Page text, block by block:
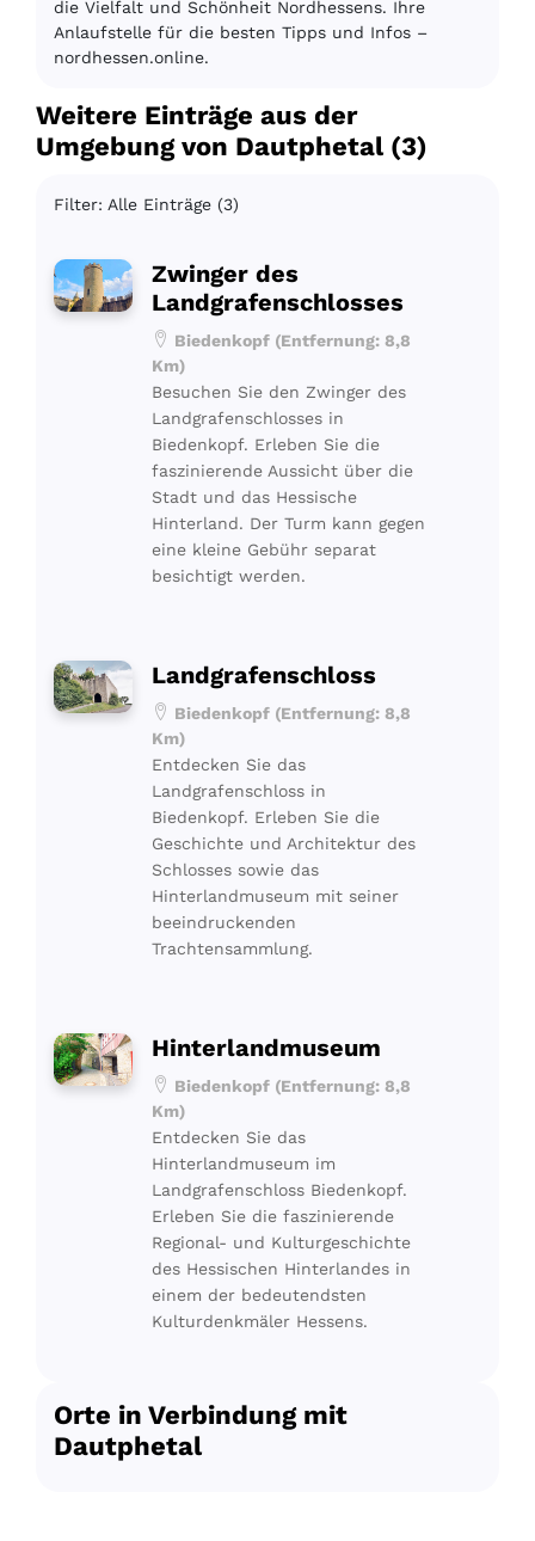
die Vielfalt und Schönheit Nordhessens. Ihre
Anlaufstelle für die besten Tipps und Infos –
nordhessen.online.
Weitere Einträge aus der
Umgebung von Dautphetal (3)
Filter: Alle Einträge (3)
Zwinger des
Landgrafenschlosses
Biedenkopf (Entfernung: 8,8
Km)
Besuchen Sie den Zwinger des
Landgrafenschlosses in
Biedenkopf. Erleben Sie die
faszinierende Aussicht über die
Stadt und das Hessische
Hinterland. Der Turm kann gegen
eine kleine Gebühr separat
besichtigt werden.
Landgrafenschloss
Biedenkopf (Entfernung: 8,8
Km)
Entdecken Sie das
Landgrafenschloss in
Biedenkopf. Erleben Sie die
Geschichte und Architektur des
Schlosses sowie das
Hinterlandmuseum mit seiner
beeindruckenden
Trachtensammlung.
Hinterlandmuseum
Biedenkopf (Entfernung: 8,8
Km)
Entdecken Sie das
Hinterlandmuseum im
Landgrafenschloss Biedenkopf.
Erleben Sie die faszinierende
Regional- und Kulturgeschichte
des Hessischen Hinterlandes in
einem der bedeutendsten
Kulturdenkmäler Hessens.
Orte in Verbindung mit
Dautphetal